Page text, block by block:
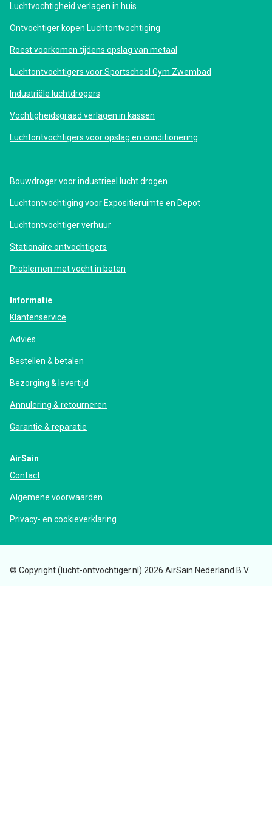
Luchtvochtigheid verlagen in huis
Ontvochtiger kopen Luchtontvochtiging
Roest voorkomen tijdens opslag van metaal
Luchtontvochtigers voor Sportschool Gym Zwembad
Industriële luchtdrogers
Vochtigheidsgraad verlagen in kassen
Luchtontvochtigers voor opslag en conditionering
Bouwdroger voor industrieel lucht drogen
Luchtontvochtiging voor Expositieruimte en Depot
Luchtontvochtiger verhuur
Stationaire ontvochtigers
Problemen met vocht in boten
Informatie
Klantenservice
Advies
Bestellen & betalen
Bezorging & levertijd
Annulering & retourneren
Garantie & reparatie
AirSain
Contact
Algemene voorwaarden
Privacy- en cookieverklaring
© Copyright (lucht-ontvochtiger.nl) 2026 AirSain Nederland B.V.